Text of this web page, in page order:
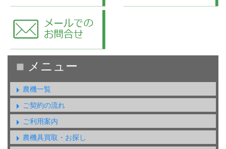
農機一覧
ご契約の流れ
ご利用案内
農機具買取・お探し